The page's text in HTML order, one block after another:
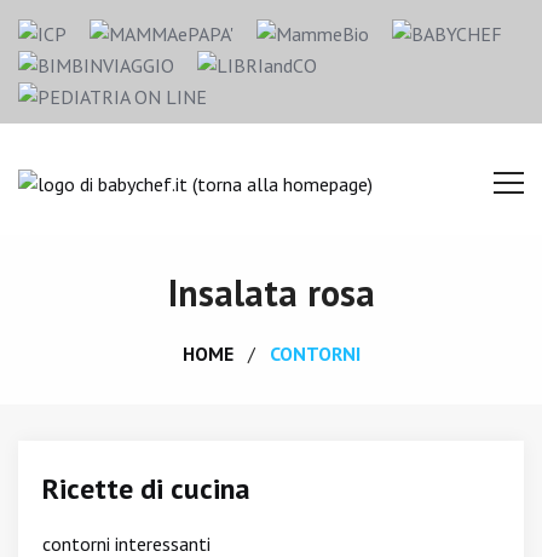
Insalata rosa
HOME CONTORNI
Ricette di cucina
contorni interessanti